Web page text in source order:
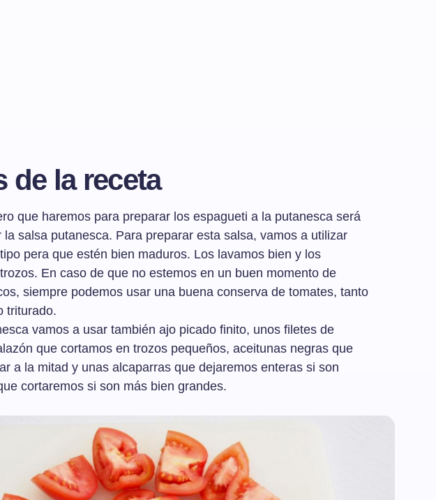
de la receta
que haremos para preparar los espagueti a la putanesca será
la salsa putanesca. Para preparar esta salsa, vamos a utilizar
pera que estén bien maduros. Los lavamos bien y los
En caso de que no estemos en un buen momento de
siempre podemos usar una buena conserva de tomates, tanto
triturado.
vamos a usar también ajo picado finito, unos filetes de
que cortamos en trozos pequeños, aceitunas negras que
a la mitad y unas alcaparras que dejaremos enteras si son
cortaremos si son más bien grandes.